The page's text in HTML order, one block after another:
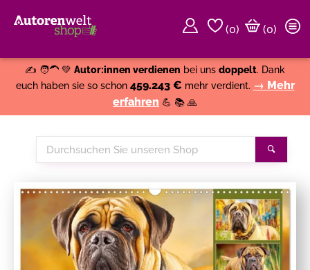
(0)
(0)
✍️ 🧑‍🦱 💚 Autor:innen verdienen bei uns doppelt. Dank
euch haben sie so schon 459.243 € mehr verdient. → Mehr
erfahren 💪 📚 🙏
Durchsuchen
Sie
Shop